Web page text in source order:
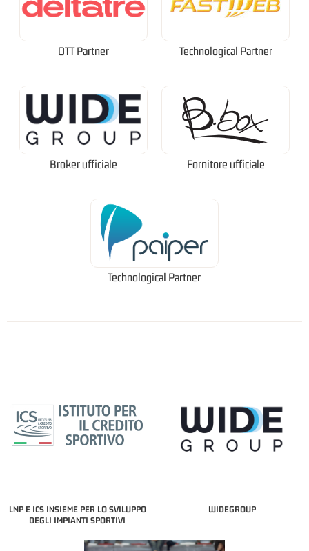
OTT Partner Technological Partner
Broker ufficiale Fornitore ufficiale
Technological Partner
LNP E ICS INSIEME PER LO SVILUPPO
DEGLI IMPIANTI SPORTIVI
WIDEGROUP